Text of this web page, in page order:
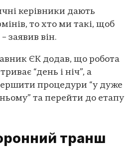
керівники дають
то хто ми такі, щоб
заявив він.
ЄК додав, що робота
“день і ніч”, а
процедури “у дуже
та перейти до етапу
транш